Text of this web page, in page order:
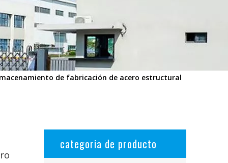
de fabricación de acero estructural
categoria de producto